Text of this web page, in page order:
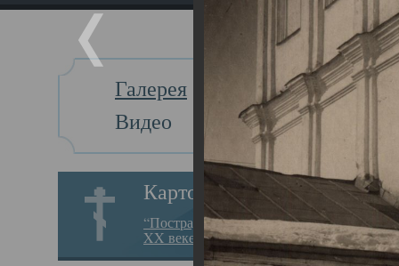
Галерея
Видео
Картотека
“Пострадавшие за веру в
XX веке на Севере”
Главная